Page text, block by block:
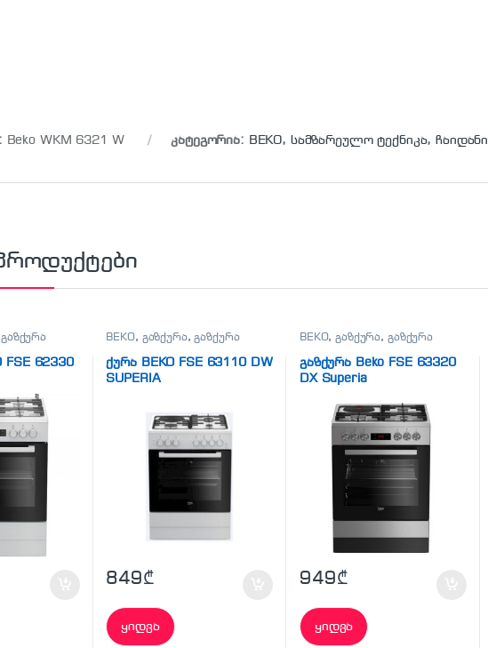
Beko WKM 6321 W კატეგორია: BEKO, სამზარეულო ტექნიკა, ჩაიდანი
გაზქურა
FSE 62330
BEKO, გაზქურა,გაზქურა
ქურა BEKO FSE 63110 DW
SUPERIA
849₾
ყიდვა
BEKO,გაზქურა, გაზქურა
გაზქურა Beko FSE 63320
DX Superia
949₾
ყიდვა